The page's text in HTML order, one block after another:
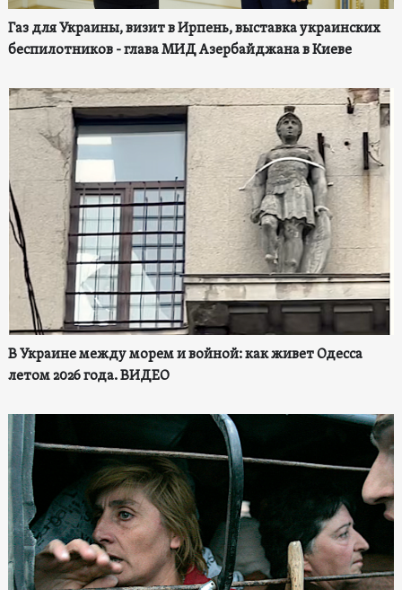
Газ для Украины, визит в Ирпень, выставка украинских
беспилотников - глава МИД Азербайджана в Киеве
В Украине между морем и войной: как живет Одесса
летом 2026 года. ВИДЕО